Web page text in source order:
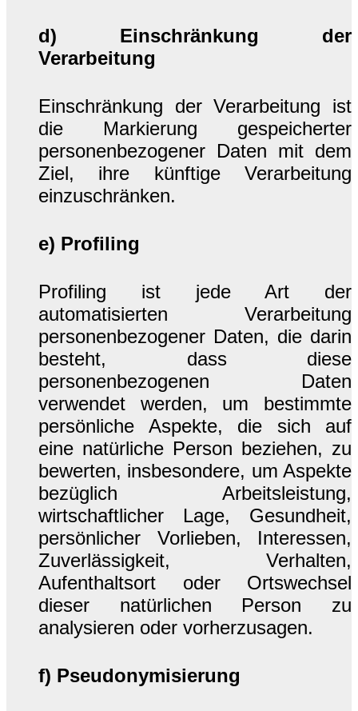
d) Einschränkung der
Verarbeitung
Einschränkung der Verarbeitung ist
die Markierung gespeicherter
personenbezogener Daten mit dem
Ziel, ihre künftige Verarbeitung
einzuschränken.
e) Profiling
Profiling ist jede Art der
automatisierten Verarbeitung
personenbezogener Daten, die darin
besteht, dass diese
personenbezogenen Daten
verwendet werden, um bestimmte
persönliche Aspekte, die sich auf
eine natürliche Person beziehen, zu
bewerten, insbesondere, um Aspekte
bezüglich Arbeitsleistung,
wirtschaftlicher Lage, Gesundheit,
persönlicher Vorlieben, Interessen,
Zuverlässigkeit, Verhalten,
Aufenthaltsort oder Ortswechsel
dieser natürlichen Person zu
analysieren oder vorherzusagen.
f) Pseudonymisierung